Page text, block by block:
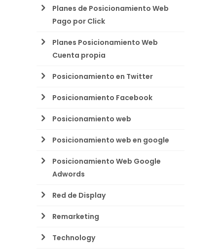
Planes de Posicionamiento Web
Pago por Click
Planes Posicionamiento Web
Cuenta propia
Posicionamiento en Twitter
Posicionamiento Facebook
Posicionamiento web
Posicionamiento web en google
Posicionamiento Web Google
Adwords
Red de Display
Remarketing
Technology